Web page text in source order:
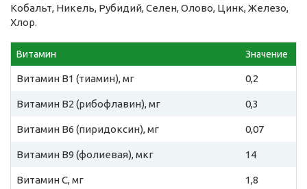
Кобальт, Никель, Рубидий, Селен, Олово, Цинк, Железо,
Хлор.
Витамин Значение
Витамин B1 (тиамин), мг 0,2
Витамин B2 (рибофлавин), мг 0,3
Витамин B6 (пиридоксин), мг 0,07
Витамин B9 (фолиевая), мкг 14
Витамин C, мг 1,8